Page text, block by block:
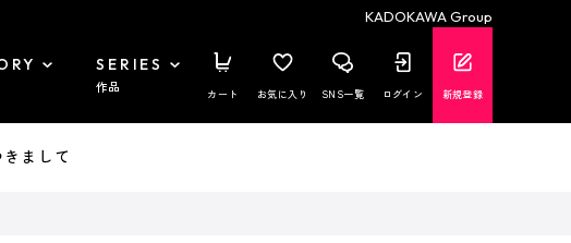
KADOKAWA Group
SERIES
作品 カート お気に入り SNS一覧 ログイン 新規登録
まして